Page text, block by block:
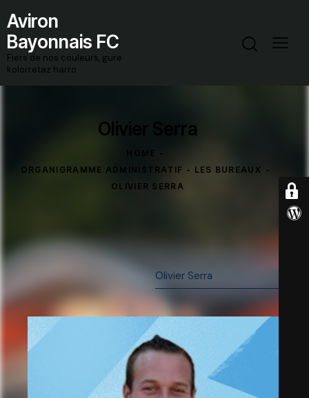
Aviron
Bayonnais FC
Fiers de nos couleurs, gure
kolorretaz harro
Olivier Serra
ORGANIGRAMME ADMINISTRATIF - LES BUREAUX
OLIVIER SERRA